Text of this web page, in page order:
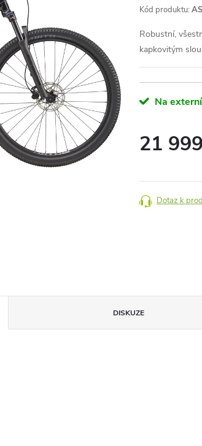
Kód produktu:
Robustní,
kapkovitým
Na
21
Dotaz k
DISKUZE